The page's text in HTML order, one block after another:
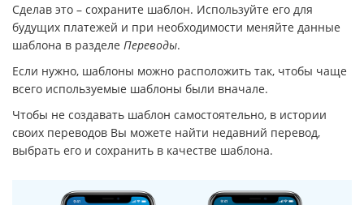
Сделав это – сохраните шаблон. Используйте его для
будущих платежей и при необходимости меняйте данные
шаблона в разделе Переводы.
Если нужно, шаблоны можно расположить так, чтобы чаще
всего используемые шаблоны были вначале.
Чтобы не создавать шаблон самостоятельно, в истории
своих переводов Вы можете найти недавний перевод,
выбрать его и сохранить в качестве шаблона.